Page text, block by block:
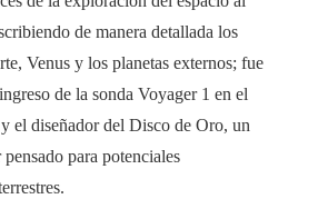
de manera detallada los
Venus y los planetas externos; fue
de la sonda Voyager 1 en el
el diseñador del Disco de Oro, un
para potenciales